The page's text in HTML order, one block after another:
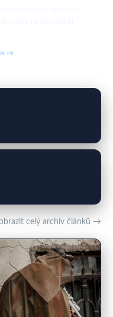
→
celý archiv článků →